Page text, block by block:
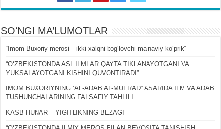
SOʻNGI MA’LUMOTLAR
“Imom Buxoriy merosi – ikki xalqni bogʻlovchi maʼnaviy koʻprik”
“OʻZBEKISTONDA ASL ILMLAR QAYTA TIKLANAYOTGANI VA
YUKSALAYOTGANI KISHINI QUVONTIRADI”
IMOM BUXORIYNING “AL-ADAB AL-MUFRAD” ASARIDA ILM VA ADAB
TUSHUNCHALARINING FALSAFIY TAHLILI
KASB-HUNAR – YIGITLIKNING BEZAGI